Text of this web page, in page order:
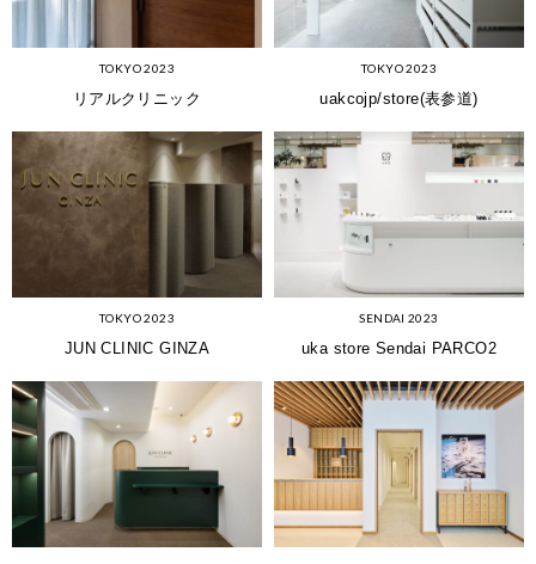
TOKYO 2023
リアルクリニック
TOKYO 2023
uakcojp/store(表参道)
TOKYO 2023
JUN CLINIC GINZA
SENDAI 2023
uka store Sendai PARCO2